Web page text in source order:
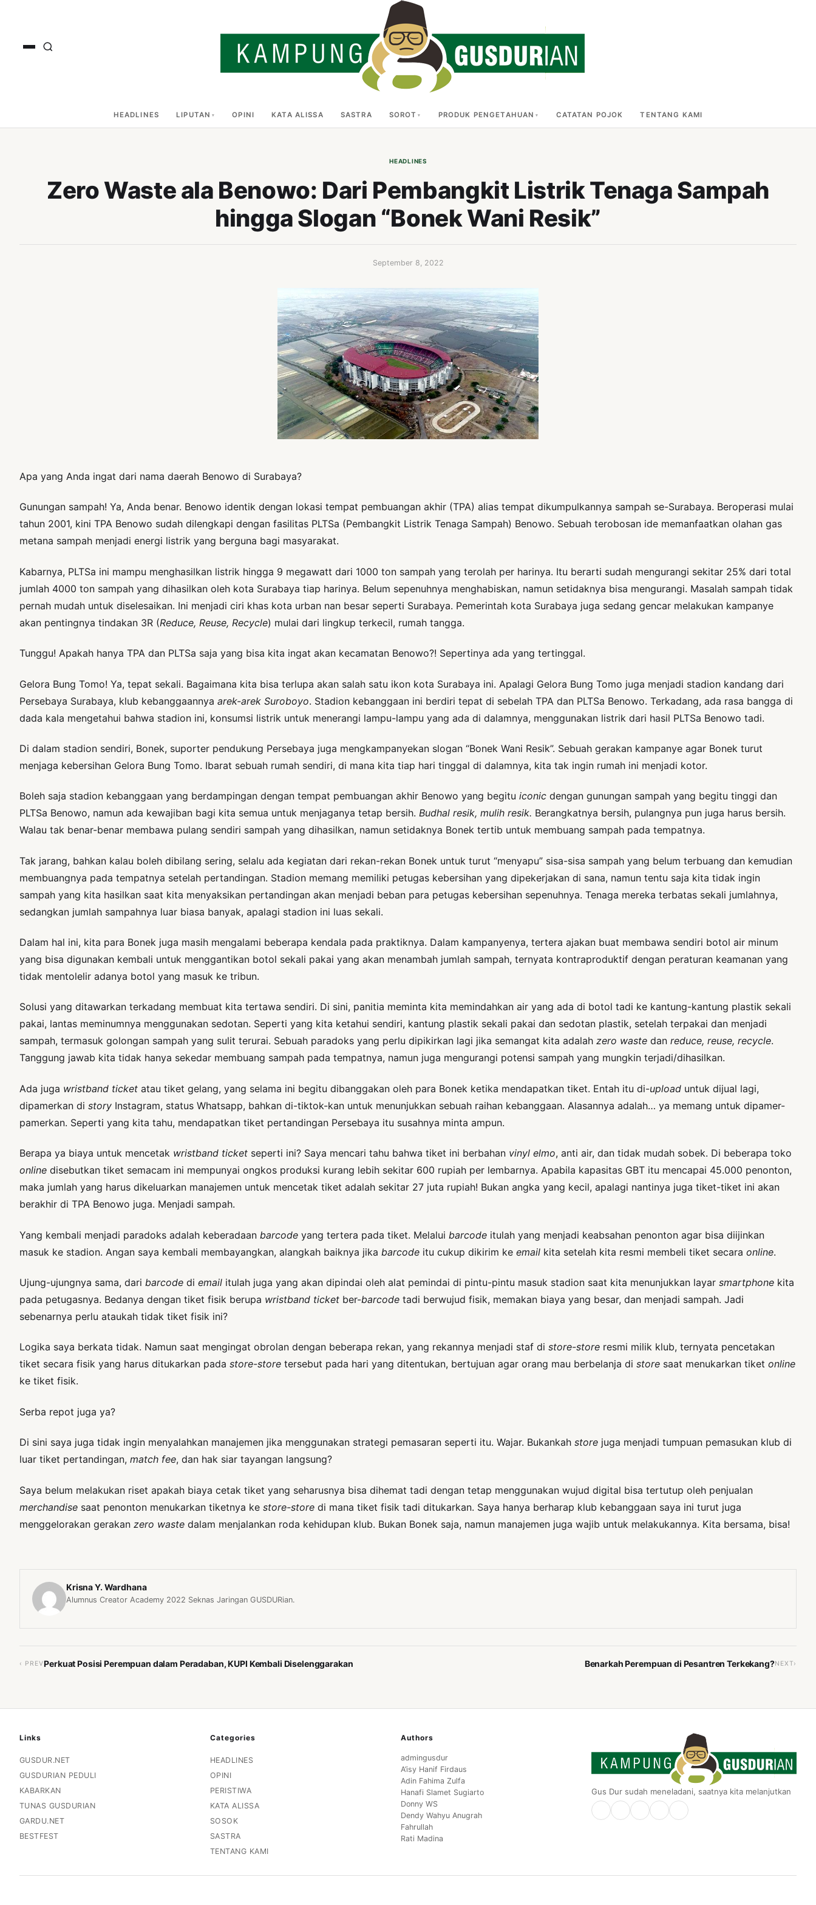
HEADLINES LIPUTAN OPINI KATA ALISSA SASTRA SOROT PRODUK PENGETAHUAN CATATAN POJOK TENTANG KAMI
HEADLINES
Zero Waste ala Benowo: Dari Pembangkit Listrik Tenaga Sampah
hingga Slogan “Bonek Wani Resik”
September 8, 2022
Apa yang Anda ingat dari nama daerah Benowo di Surabaya?
Gunungan sampah! Ya, Anda benar. Benowo identik dengan lokasi tempat pembuangan akhir (TPA) alias tempat dikumpulkannya sampah se-Surabaya. Beroperasi mulai
tahun 2001, kini TPA Benowo sudah dilengkapi dengan fasilitas PLTSa (Pembangkit Listrik Tenaga Sampah) Benowo. Sebuah terobosan ide memanfaatkan olahan gas
metana sampah menjadi energi listrik yang berguna bagi masyarakat.
Kabarnya, PLTSa ini mampu menghasilkan listrik hingga 9 megawatt dari 1000 ton sampah yang terolah per harinya. Itu berarti sudah mengurangi sekitar 25% dari total
jumlah 4000 ton sampah yang dihasilkan oleh kota Surabaya tiap harinya. Belum sepenuhnya menghabiskan, namun setidaknya bisa mengurangi. Masalah sampah tidak
pernah mudah untuk diselesaikan. Ini menjadi ciri khas kota urban nan besar seperti Surabaya. Pemerintah kota Surabaya juga sedang gencar melakukan kampanye
akan pentingnya tindakan 3R (Reduce, Reuse, Recycle) mulai dari lingkup terkecil, rumah tangga.
Tunggu! Apakah hanya TPA dan PLTSa saja yang bisa kita ingat akan kecamatan Benowo?! Sepertinya ada yang tertinggal.
Gelora Bung Tomo! Ya, tepat sekali. Bagaimana kita bisa terlupa akan salah satu ikon kota Surabaya ini. Apalagi Gelora Bung Tomo juga menjadi stadion kandang dari
Persebaya Surabaya, klub kebanggaannya arek-arek Suroboyo. Stadion kebanggaan ini berdiri tepat di sebelah TPA dan PLTSa Benowo. Terkadang, ada rasa bangga di
dada kala mengetahui bahwa stadion ini, konsumsi listrik untuk menerangi lampu-lampu yang ada di dalamnya, menggunakan listrik dari hasil PLTSa Benowo tadi.
Di dalam stadion sendiri, Bonek, suporter pendukung Persebaya juga mengkampanyekan slogan “Bonek Wani Resik”. Sebuah gerakan kampanye agar Bonek turut
menjaga kebersihan Gelora Bung Tomo. Ibarat sebuah rumah sendiri, di mana kita tiap hari tinggal di dalamnya, kita tak ingin rumah ini menjadi kotor.
Boleh saja stadion kebanggaan yang berdampingan dengan tempat pembuangan akhir Benowo yang begitu iconic dengan gunungan sampah yang begitu tinggi dan
PLTSa Benowo, namun ada kewajiban bagi kita semua untuk menjaganya tetap bersih. Budhal resik, mulih resik. Berangkatnya bersih, pulangnya pun juga harus bersih.
Walau tak benar-benar membawa pulang sendiri sampah yang dihasilkan, namun setidaknya Bonek tertib untuk membuang sampah pada tempatnya.
Tak jarang, bahkan kalau boleh dibilang sering, selalu ada kegiatan dari rekan-rekan Bonek untuk turut “menyapu” sisa-sisa sampah yang belum terbuang dan kemudian
membuangnya pada tempatnya setelah pertandingan. Stadion memang memiliki petugas kebersihan yang dipekerjakan di sana, namun tentu saja kita tidak ingin
sampah yang kita hasilkan saat kita menyaksikan pertandingan akan menjadi beban para petugas kebersihan sepenuhnya. Tenaga mereka terbatas sekali jumlahnya,
sedangkan jumlah sampahnya luar biasa banyak, apalagi stadion ini luas sekali.
Dalam hal ini, kita para Bonek juga masih mengalami beberapa kendala pada praktiknya. Dalam kampanyenya, tertera ajakan buat membawa sendiri botol air minum
yang bisa digunakan kembali untuk menggantikan botol sekali pakai yang akan menambah jumlah sampah, ternyata kontraproduktif dengan peraturan keamanan yang
tidak mentolelir adanya botol yang masuk ke tribun.
Solusi yang ditawarkan terkadang membuat kita tertawa sendiri. Di sini, panitia meminta kita memindahkan air yang ada di botol tadi ke kantung-kantung plastik sekali
pakai, lantas meminumnya menggunakan sedotan. Seperti yang kita ketahui sendiri, kantung plastik sekali pakai dan sedotan plastik, setelah terpakai dan menjadi
sampah, termasuk golongan sampah yang sulit terurai. Sebuah paradoks yang perlu dipikirkan lagi jika semangat kita adalah zero waste dan reduce, reuse, recycle.
Tanggung jawab kita tidak hanya sekedar membuang sampah pada tempatnya, namun juga mengurangi potensi sampah yang mungkin terjadi/dihasilkan.
Ada juga wristband ticket atau tiket gelang, yang selama ini begitu dibanggakan oleh para Bonek ketika mendapatkan tiket. Entah itu di-upload untuk dijual lagi,
dipamerkan di story Instagram, status Whatsapp, bahkan di-tiktok-kan untuk menunjukkan sebuah raihan kebanggaan. Alasannya adalah… ya memang untuk dipamer-
pamerkan. Seperti yang kita tahu, mendapatkan tiket pertandingan Persebaya itu susahnya minta ampun.
Berapa ya biaya untuk mencetak wristband ticket seperti ini? Saya mencari tahu bahwa tiket ini berbahan vinyl elmo, anti air, dan tidak mudah sobek. Di beberapa toko
online disebutkan tiket semacam ini mempunyai ongkos produksi kurang lebih sekitar 600 rupiah per lembarnya. Apabila kapasitas GBT itu mencapai 45.000 penonton,
maka jumlah yang harus dikeluarkan manajemen untuk mencetak tiket adalah sekitar 27 juta rupiah! Bukan angka yang kecil, apalagi nantinya juga tiket-tiket ini akan
berakhir di TPA Benowo juga. Menjadi sampah.
Yang kembali menjadi paradoks adalah keberadaan barcode yang tertera pada tiket. Melalui barcode itulah yang menjadi keabsahan penonton agar bisa diijinkan
masuk ke stadion. Angan saya kembali membayangkan, alangkah baiknya jika barcode itu cukup dikirim ke email kita setelah kita resmi membeli tiket secara online.
Ujung-ujungnya sama, dari barcode di email itulah juga yang akan dipindai oleh alat pemindai di pintu-pintu masuk stadion saat kita menunjukkan layar smartphone kita
pada petugasnya. Bedanya dengan tiket fisik berupa wristband ticket ber-barcode tadi berwujud fisik, memakan biaya yang besar, dan menjadi sampah. Jadi
sebenarnya perlu ataukah tidak tiket fisik ini?
Logika saya berkata tidak. Namun saat mengingat obrolan dengan beberapa rekan, yang rekannya menjadi staf di store-store resmi milik klub, ternyata pencetakan
tiket secara fisik yang harus ditukarkan pada store-store tersebut pada hari yang ditentukan, bertujuan agar orang mau berbelanja di store saat menukarkan tiket online
ke tiket fisik.
Serba repot juga ya?
Di sini saya juga tidak ingin menyalahkan manajemen jika menggunakan strategi pemasaran seperti itu. Wajar. Bukankah store juga menjadi tumpuan pemasukan klub di
luar tiket pertandingan, match fee, dan hak siar tayangan langsung?
Saya belum melakukan riset apakah biaya cetak tiket yang seharusnya bisa dihemat tadi dengan tetap menggunakan wujud digital bisa tertutup oleh penjualan
merchandise saat penonton menukarkan tiketnya ke store-store di mana tiket fisik tadi ditukarkan. Saya hanya berharap klub kebanggaan saya ini turut juga
menggelorakan gerakan zero waste dalam menjalankan roda kehidupan klub. Bukan Bonek saja, namun manajemen juga wajib untuk melakukannya. Kita bersama, bisa!
Krisna Y. Wardhana
Alumnus Creator Academy 2022 Seknas Jaringan GUSDURian.
‹ PREVPerkuat Posisi Perempuan dalam Peradaban, KUPI Kembali Diselenggarakan Benarkah Perempuan di Pesantren Terkekang?NEXT›
Links
GUSDUR.NET
GUSDURIAN PEDULI
KABARKAN
TUNAS GUSDURIAN
GARDU.NET
BESTFEST
Categories
HEADLINES
OPINI
PERISTIWA
KATA ALISSA
SOSOK
SASTRA
TENTANG KAMI
Authors
admingusdur
A’isy Hanif Firdaus
Adin Fahima Zulfa
Hanafi Slamet Sugiarto
Donny WS
Dendy Wahyu Anugrah
Fahrullah
Rati Madina
Gus Dur sudah meneladani, saatnya kita melanjutkan